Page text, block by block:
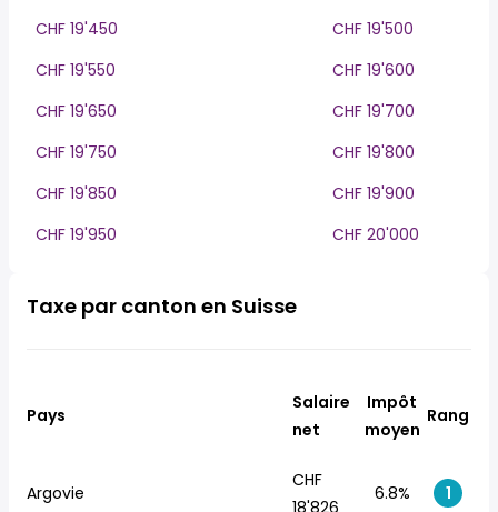
CHF 19'450
CHF 19'500
CHF 19'550
CHF 19'600
CHF 19'650
CHF 19'700
CHF 19'750
CHF 19'800
CHF 19'850
CHF 19'900
CHF 19'950
CHF 20'000
Taxe par canton en Suisse
Pays
Salaire
net
Impôt
moyen
Rang
Argovie
CHF
18'826
6.8% 1